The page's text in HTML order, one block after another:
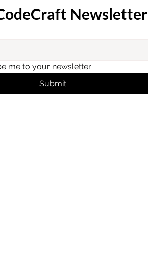
Newsletter
me to your newsletter.
Submit